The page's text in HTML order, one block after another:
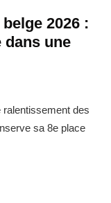
2026 :
dans une
ralentissement des
sa 8e place